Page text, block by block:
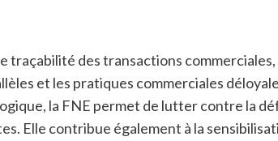
traçabilité des transactions
et les pratiques commerciales
la FNE permet de lutter contre la
Elle contribue également à la